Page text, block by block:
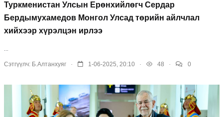
Туркменистан Улсын Ерөнхийлөгч Сердар
Бердымухамедов Монгол Улсад төрийн айлчлал
хийхээр хүрэлцэн ирлээ
Сэтгүүлч: Б.Алтанхуяг . 1-06-2025, 20:10 . 48 . 0